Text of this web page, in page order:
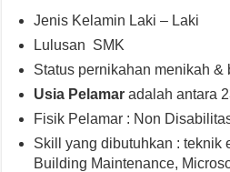
Jenis Kelamin Laki – Laki
Lulusan SMK
Status pernikahan menikah &
Usia Pelamaradalah antara
Fisik Pelamar : Non
Skill yang dibutuhkan : teknik
Building Maintenance,